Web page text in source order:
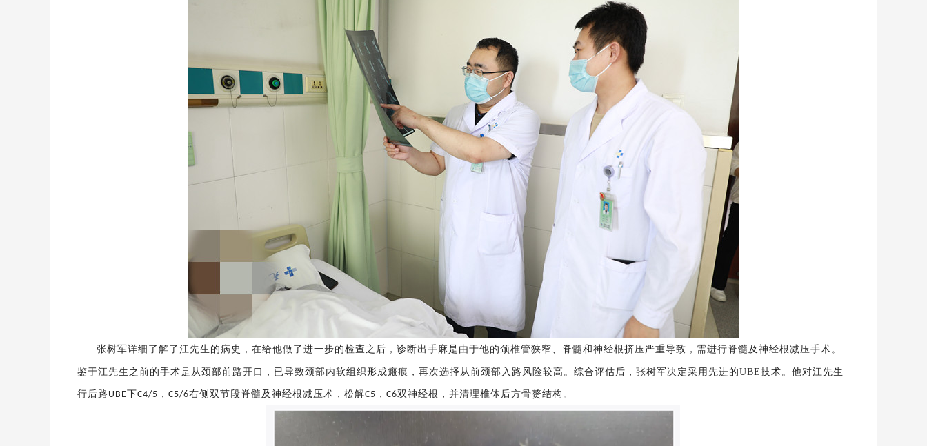
张树军详细了解了江先生的病史，在给他做了进一步的检查之后，诊断出手麻是由于他的颈椎管狭窄、脊髓和神经根挤压严重导致，需进行脊髓及神经根减压手术。
鉴于江先生之前的手术是从颈部前路开口，已导致颈部内软组织形成瘢痕，再次选择从前颈部入路风险较高。综合评估后，张树军决定采用先进的UBE技术。他对江先生
行后路 UBE下C4/5 ， C5/6右侧双节段脊髓及神经根减压术，松解C5 ， C6双神经根，并清理椎体后方骨赘结构。